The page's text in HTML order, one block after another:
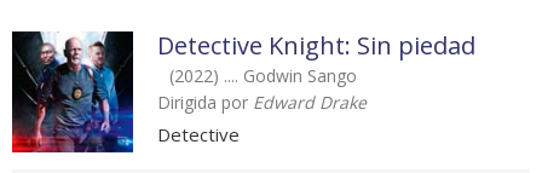
Detective Knight: Sin piedad
(2022) .... Godwin Sango
Dirigida por Edward Drake
Detective